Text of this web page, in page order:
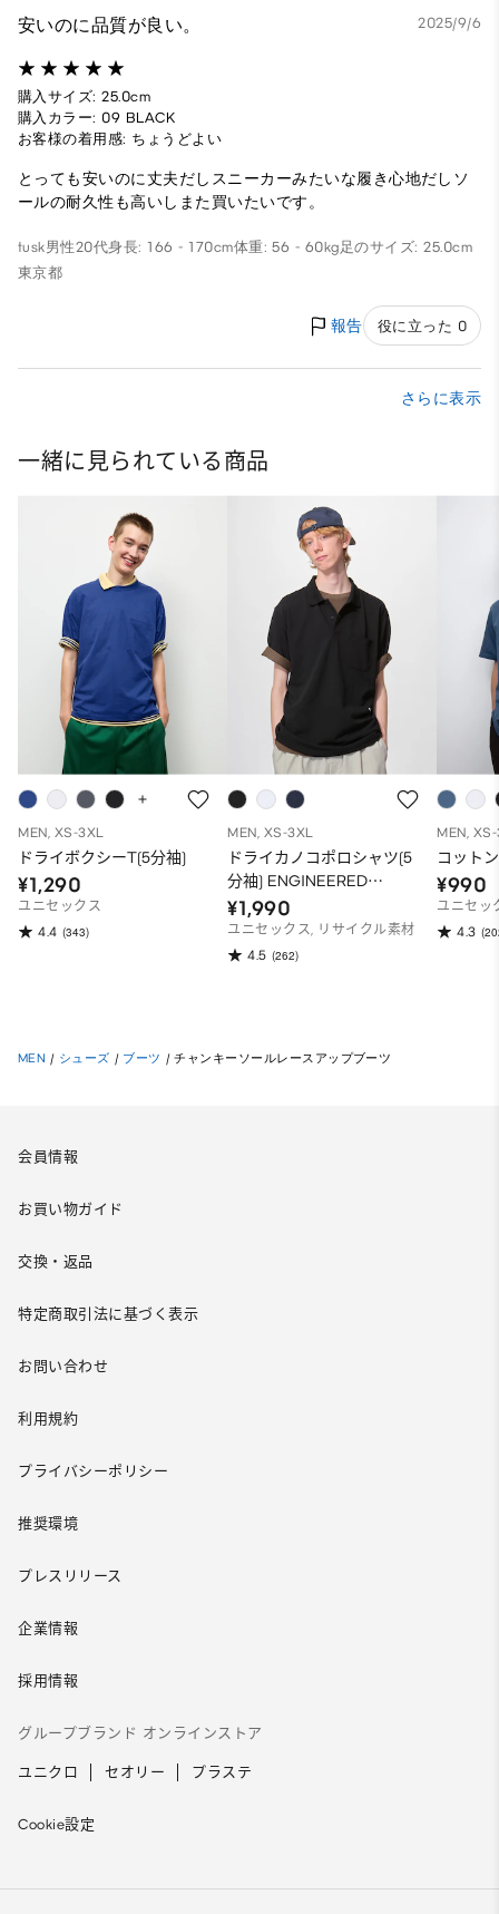
安いのに品質が良い。 2025/9/6
購入サイズ: 25.0cm
購入カラー: 09 BLACK
お客様の着用感: ちょうどよい
とっても安いのに丈夫だしスニーカーみたいな履き心地だしソ
ールの耐久性も高いしまた買いたいです。
tusk男性20代身長: 166 - 170cm体重: 56 - 60kg足のサイズ: 25.0cm
東京都
報告 役に立った 0
さらに表示
一緒に見られている商品
MEN, XS-3XL
ドライボクシーT(5分袖)
¥1,290
ユニセックス
4.4 (343)
MEN, XS-3XL
ドライカノコポロシャツ(5
分袖) ENGINEERED
GARMENTS
¥1,990
ユニセックス, リサイクル素材
4.5 (262)
MEN,
コット
¥990
ユニセッ
4.3
MEN / シューズ / ブーツ / チャンキーソールレースアップブーツ
会員情報
お買い物ガイド
交換・返品
特定商取引法に基づく表示
お問い合わせ
利用規約
プライバシーポリシー
推奨環境
プレスリリース
企業情報
採用情報
グループブランド オンラインストア
ユニクロ セオリー プラステ
Cookie設定